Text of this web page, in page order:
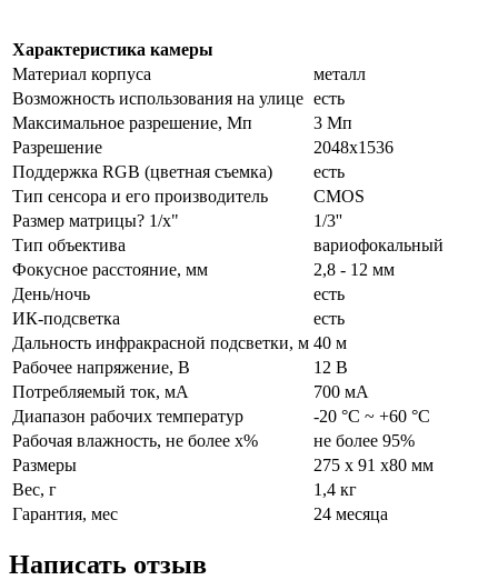
Характеристика камеры
Материал корпуса
металл
Возможность использования на улице есть
Максимальное разрешение, Мп
3 Мп
Разрешение
2048х1536
Поддержка RGB (цветная съемка)
есть
Тип сенсора и его производитель
CMOS
Размер матрицы? 1/x"
1/3''
Тип объектива
вариофокальный
Фокусное расстояние, мм
2,8 - 12 мм
День/ночь
есть
ИК-подсветка
есть
Дальность инфракрасной подсветки, м 40 м
Рабочее напряжение, В
12 В
Потребляемый ток, мА
700 мА
Диапазон рабочих температур
-20 °С ~ +60 °С
Рабочая влажность, не более x%
не более 95%
Размеры
275 x 91 x80 мм
Вес, г
1,4 кг
Гарантия, мес
24 месяца
Написать отзыв